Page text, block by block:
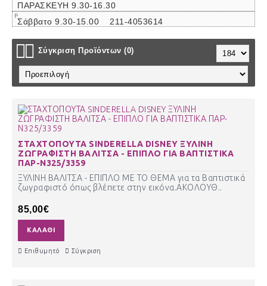
ΠΑΡΑΣΚΕΥΗ 9.30-16.30
Σάββατο 9.30-15.00 211-4053614
Σύγκριση Προϊόντων (0)
ΣΤΑΧΤΟΠΟΥΤΑ SINDERELLA DISNEY ΞΥΛΙΝΗ
ΖΩΓΡΑΦΙΣΤΗ ΒΑΛΙΤΣΑ - ΕΠΙΠΛΟ ΓΙΑ ΒΑΠΤΙΣΤΙΚΑ
ΠΑΡ-Ν325/3359
ΞΥΛΙΝΗ ΒΑΛΙΤΣΑ - ΕΠΙΠΛΟ ΜΕ ΤΟ ΘΕΜΑ για τα Βαπτιστικά
ζωγραφιστό όπως βλέπετε στην εικόνα.ΑΚΟΛΟΥΘ..
85,00€
ΚΑΛΆΘΙ
Επιθυμητό Σύγκριση